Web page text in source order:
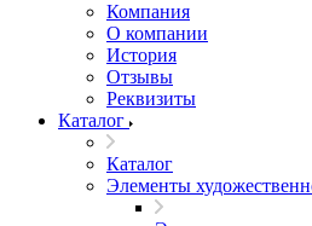
Компания
О компании
История
Отзывы
Реквизиты
Каталог
Каталог
Элементы